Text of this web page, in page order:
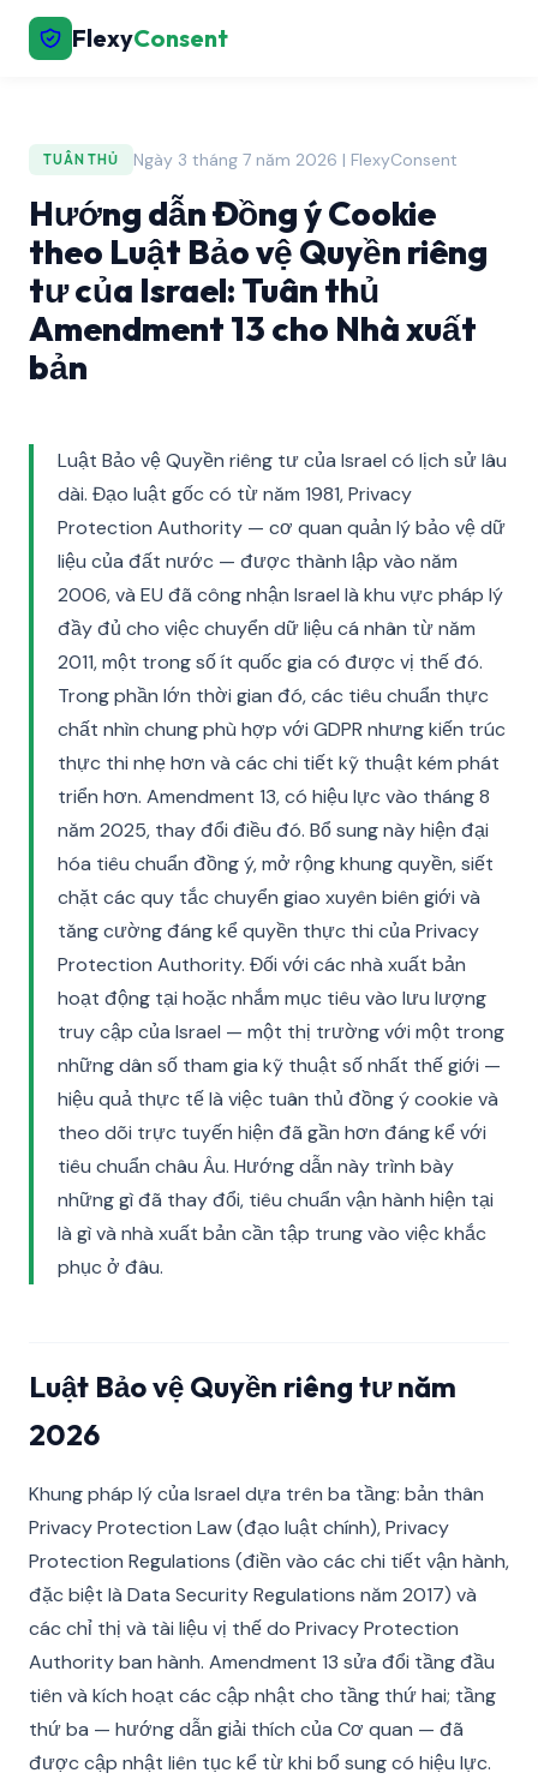
FlexyConsent
TUÂN THỦ Ngày 3 tháng 7 năm 2026 | FlexyConsent
Hướng dẫn Đồng ý Cookie
theo Luật Bảo vệ Quyền riêng
tư của Israel: Tuân thủ
Amendment 13 cho Nhà xuất
bản
Luật Bảo vệ Quyền riêng tư của Israel có lịch sử lâu
dài. Đạo luật gốc có từ năm 1981, Privacy
Protection Authority — cơ quan quản lý bảo vệ dữ
liệu của đất nước — được thành lập vào năm
2006, và EU đã công nhận Israel là khu vực pháp lý
đầy đủ cho việc chuyển dữ liệu cá nhân từ năm
2011, một trong số ít quốc gia có được vị thế đó.
Trong phần lớn thời gian đó, các tiêu chuẩn thực
chất nhìn chung phù hợp với GDPR nhưng kiến trúc
thực thi nhẹ hơn và các chi tiết kỹ thuật kém phát
triển hơn. Amendment 13, có hiệu lực vào tháng 8
năm 2025, thay đổi điều đó. Bổ sung này hiện đại
hóa tiêu chuẩn đồng ý, mở rộng khung quyền, siết
chặt các quy tắc chuyển giao xuyên biên giới và
tăng cường đáng kể quyền thực thi của Privacy
Protection Authority. Đối với các nhà xuất bản
hoạt động tại hoặc nhắm mục tiêu vào lưu lượng
truy cập của Israel — một thị trường với một trong
những dân số tham gia kỹ thuật số nhất thế giới —
hiệu quả thực tế là việc tuân thủ đồng ý cookie và
theo dõi trực tuyến hiện đã gần hơn đáng kể với
tiêu chuẩn châu Âu. Hướng dẫn này trình bày
những gì đã thay đổi, tiêu chuẩn vận hành hiện tại
là gì và nhà xuất bản cần tập trung vào việc khắc
phục ở đâu.
Luật Bảo vệ Quyền riêng tư năm
2026
Khung pháp lý của Israel dựa trên ba tầng: bản thân
Privacy Protection Law (đạo luật chính), Privacy
Protection Regulations (điền vào các chi tiết vận hành,
đặc biệt là Data Security Regulations năm 2017) và
các chỉ thị và tài liệu vị thế do Privacy Protection
Authority ban hành. Amendment 13 sửa đổi tầng đầu
tiên và kích hoạt các cập nhật cho tầng thứ hai; tầng
thứ ba — hướng dẫn giải thích của Cơ quan — đã
được cập nhật liên tục kể từ khi bổ sung có hiệu lực.